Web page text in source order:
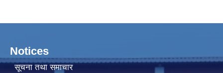
Notices
सूचना तथा समाचार